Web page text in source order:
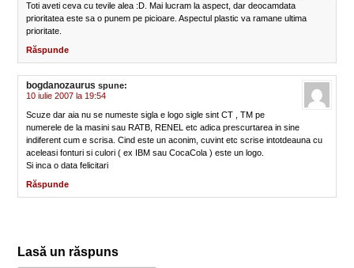
Toti aveti ceva cu tevile alea :D. Mai lucram la aspect, dar deocamdata
prioritatea este sa o punem pe picioare. Aspectul plastic va ramane ultima
prioritate.
Răspunde
bogdanozaurus spune:
10 iulie 2007 la 19:54
Scuze dar aia nu se numeste sigla e logo sigle sint CT , TM pe
numerele de la masini sau RATB, RENEL etc adica prescurtarea in sine
indiferent cum e scrisa. Cind este un aconim, cuvint etc scrise intotdeauna cu
aceleasi fonturi si culori ( ex IBM sau CocaCola ) este un logo.
Si inca o data felicitari
Răspunde
Lasă un răspuns